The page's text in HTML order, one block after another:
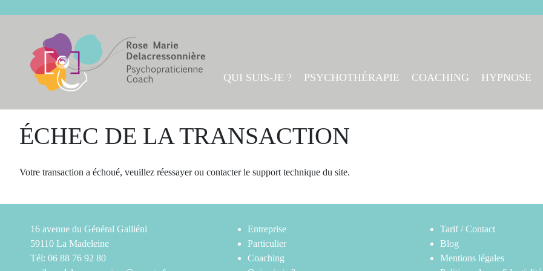
QUI SUIS-JE ? PSYCHOTHÉRAPIE COACHING HYPNOSE
ÉCHEC DE LA TRANSACTION
Votre transaction a échoué, veuillez réessayer ou contacter le support technique du site.
16 avenue du Général Galliéni
59110 La Madeleine
Tél: 06 88 76 92 80
Entreprise
Particulier
Coaching
Tarif / Contact
Blog
Mentions légales